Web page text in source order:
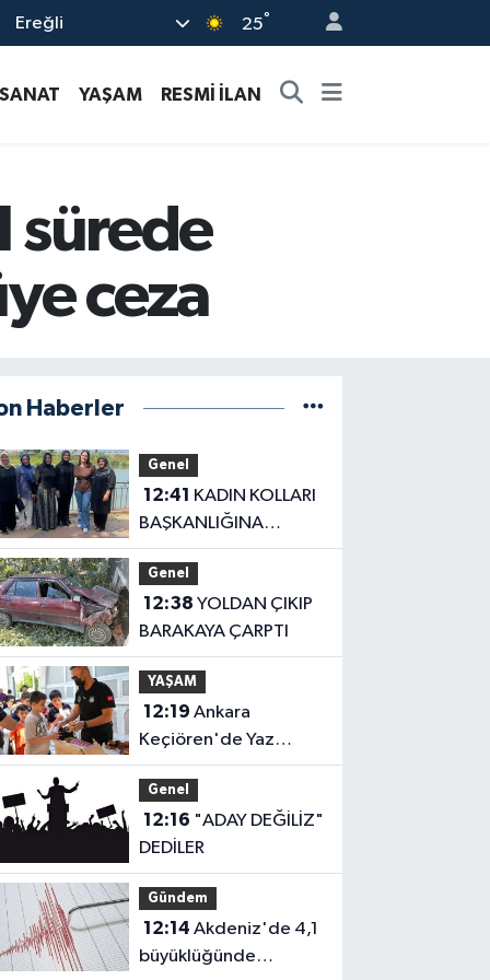
Ereğli 25°
YAŞAM RESMİ İLAN
sürede
ceza
Haberler
Genel
12:41
BAŞKANLIĞINA
ATANDI
Genel
12:38 YOLDAN ÇIKIP
BARAKAYA ÇARPTI
YAŞAM
12:19 Ankara
Keçiören'de Yaz
Kur'an kurslarına ikram
desteği
Genel
12:16
DEDİLER
Gündem
12:14 Akdeniz'de 4,1
büyüklüğünde